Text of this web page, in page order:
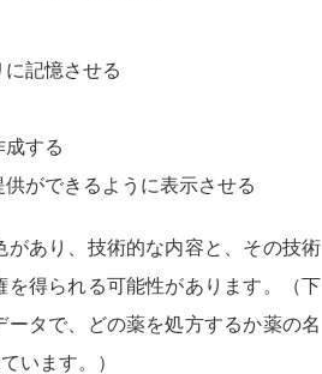
記憶させる
する
ができるように表示させる
あり、技術的な内容と、その技術
得られる可能性があります。（下
タで、どの薬を処方するか薬の名
います。）